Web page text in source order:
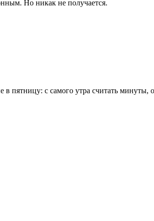
Но никак не получается.
в пятницу: с самого утра считать минуты,